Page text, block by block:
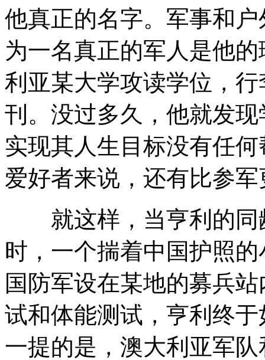
他真正的名字。军事和
为一名真正的军人是他
利亚某大学攻读学位，
刊。没过多久，他就发
实现其人生目标没有任
爱好者来说，还有比参
就这样，当亨利的同
时，一个揣着中国护照
国防军设在某地的募兵
试和体能测试，亨利终
一提的是，澳大利亚军